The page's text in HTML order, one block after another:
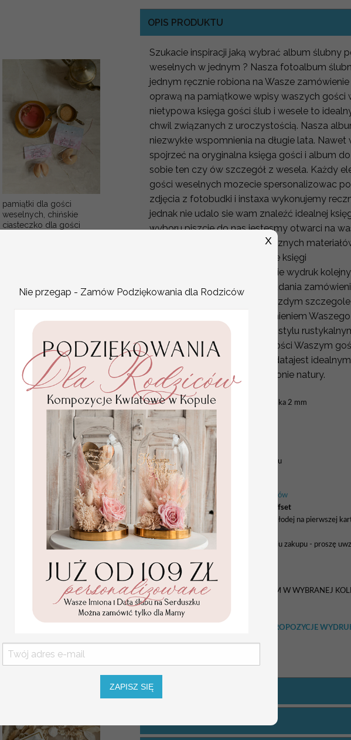
pamiątki dla gości
weselnych, chińskie
ciasteczko dla gości
pamiątki dla gości
weselnych, mini sloiczki
OPIS PRODUKTU
Szukacie inspiracji jaką wybrać album ślubny
weselnych w jednym ? Nasza fotoalbum
jednym ręcznie robiona na Wasze
oprawą na pamiątkowe wpisy waszych gości
nietypowa księga gości ślub i wesele to
chwil związanych z uroczystością. Nasza
niezwykłe wspomnienia na długie lata.
spojrzeć na oryginalna księga gości i album
sobie ten czy ów szczegół z wesela. Każdy
gości weselnych mozecie spersonalizowac
zdjęcia z fotobudki i instaxa wykonujemy
jednak nie udalo sie wam znaleźć idealnej
wyboru piszcie do nas jestesmy otwarci na
Księga wykonana ręcznie z róznych
personalizacja okładki w cenie księgi
wydruk pierwszej kartki w cenie wydruk
Kartki dostepne podczas składania
rustykalna ty decydujesz o kazdym
stanie się oryginalnym dopełnieniem
Kwieciste wzory sprawią, iż w stylu
zauważona i sprawi wiele radości Waszym
w stylu boho wasze imiona i datajest
organizujących swój ślub na łonie natury.
Okładka: sztywna tektura introligatorska 2 mm
Okleina:
papier ozdobny
Wymiar księgi: 21 cm x 21 cm
Personalizacja okładki:
Kolor wydruku/haftu:
zależnie od wzoru
kliknij tutaj aby obejrzeć wzornik kolorów
Gramatura kartek:
170 gram gładki offset
Personalizacja:
wypisanie imion pary młodej na pierwszej
Nadruk 1 strony: GRATIS!
Projektowanie wydruków:
po dokonaniu zakupu - proszę
Wydruk każdej kolejnej strony:
NIE DRUKUJEMY STRON Z TEKSTEM W WYBRANEJ
A PO KOLEI 1,2,3,4,5!
KLIKNIJ PONIŻEJ ABY OBEJRZEĆ PROPOZYCJE
ILOŚĆ KARTEK
Nie przegap - Zamów Podziękowania dla Rodziców
ZAPISZ SIĘ
X